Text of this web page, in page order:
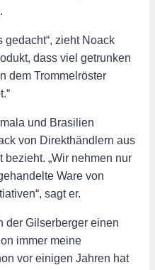
gedacht“, zieht Noack
dass viel getrunken
dem Trommelröster
und Brasilien
von Direkthändlern aus
„Wir nehmen nur
Ware von
sagt er.
der Gilserberger einen
immer meine
vor einigen Jahren hat